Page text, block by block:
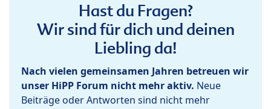
Hast du Fragen?
Wir sind für dich und deinen
Liebling da!
Nach vielen gemeinsamen Jahren betreuen wir
unser HiPP Forum nicht mehr aktiv. Neue
Beiträge oder Antworten sind nicht mehr